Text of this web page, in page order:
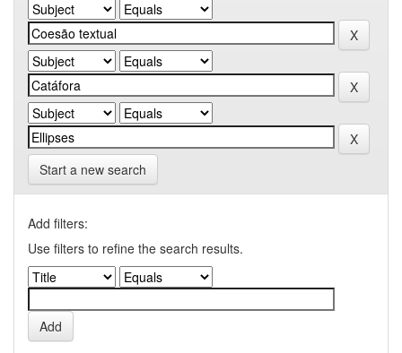
Start a new search
Add filters:
Use filters to refine the search results.